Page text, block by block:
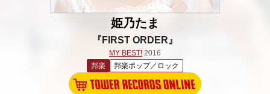
姫乃たま
『FIRST ORDER』
MY BEST! 2016
邦楽
邦楽ポップ／ロック